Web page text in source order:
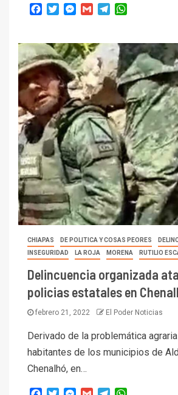
Facebook
TwitterMessenger
Gmail Telegram
CHIAPAS DE POLITICA Y COSAS PEORES
INSEGURIDAD
LA ROJA MORENA RUTILIO
Delincuencia organizada
policias estatales en
febrero 21, 2022 El Poder Noticias
Derivado de la problemática
habitantes de los municipios de
Chenalhó, en…